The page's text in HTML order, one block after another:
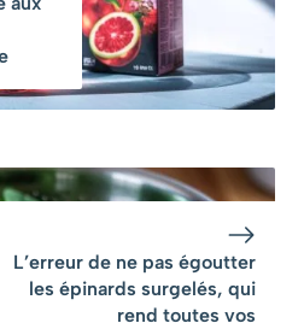
L’erreur de ne pas égoutter
les épinards surgelés, qui
rend toutes vos